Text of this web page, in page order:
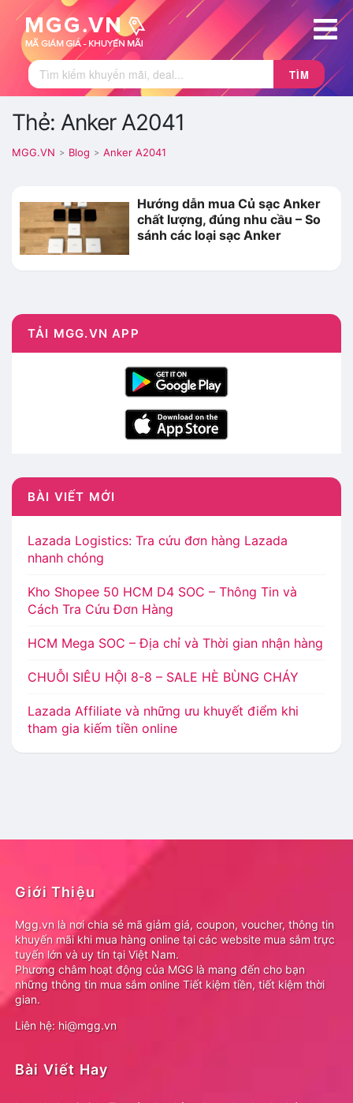
TÌM
Thẻ: Anker A2041
MGG.VN > Blog > Anker A2041
Hướng dẫn mua Củ sạc Anker
chất lượng, đúng nhu cầu – So
sánh các loại sạc Anker
TẢI MGG.VN APP
BÀI VIẾT MỚI
Lazada Logistics: Tra cứu đơn hàng Lazada
nhanh chóng
Kho Shopee 50 HCM D4 SOC – Thông Tin và
Cách Tra Cứu Đơn Hàng
HCM Mega SOC – Địa chỉ và Thời gian nhận hàng
CHUỖI SIÊU HỘI 8-8 – SALE HÈ BÙNG CHÁY
Lazada Affiliate và những ưu khuyết điểm khi
tham gia kiếm tiền online
Giới Thiệu
Mgg.vn là nơi chia sẻ mã giảm giá, coupon, voucher, thông tin
khuyến mãi khi mua hàng online tại các website mua sắm trực
tuyến lớn và uy tín tại Việt Nam.
Phương châm hoạt động của MGG là mang đến cho bạn
những thông tin mua sắm online Tiết kiệm tiền, tiết kiệm thời
gian.
Liên hệ: hi@mgg.vn
Bài Viết Hay